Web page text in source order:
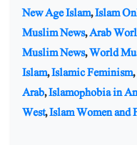
New Age Islam,Islam
Muslim News,Arab
Muslim News,World
Islam,Islamic Feminism,
Arab,Islamophobia in
West,Islam Women and